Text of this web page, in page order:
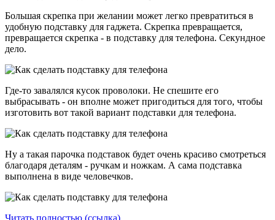
Большая скрепка при желании может легко превратиться в
удобную подставку для гаджета. Скрепка превращается,
превращается скрепка - в подставку для телефона. Секундное
дело.
Где-то завалялся кусок проволоки. Не спешите его
выбрасывать - он вполне может пригодиться для того, чтобы
изготовить вот такой вариант подставки для телефона.
Ну а такая парочка подставок будет очень красиво смотреться
благодаря деталям - ручкам и ножкам. А сама подставка
выполнена в виде человечков.
Читать полностью (ссылка)